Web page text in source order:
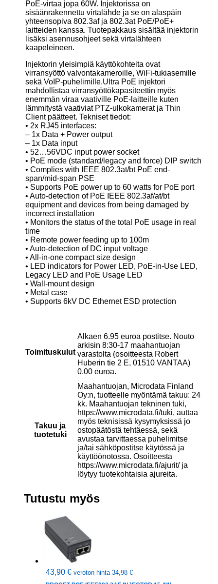
PoE-virtaa jopa 60W. Injektorissa on
sisäänrakennettu virtalähde ja se on alaspäin
yhteensopiva 802.3af ja 802.3at PoE/PoE+
laitteiden kanssa. Tuotepakkaus sisältää injektorin
lisäksi asennusohjeet sekä virtalähteen
kaapeleineen.
Injektorin yleisimpiä käyttökohteita ovat
virransyöttö valvontakameroille, WiFi-tukiasemille
sekä VoIP-puhelimille.Ultra PoE injektori
mahdollistaa virransyöttökapasiteettin myös
enemmän viraa vaativille PoE-laitteille kuten
lämmitystä vaativiat PTZ-ulkokamerat ja Thin
Client päätteet. Tekniset tiedot:
• 2x RJ45 interfaces:
– 1x Data + Power output
– 1x Data input
• 52…56VDC input power socket
• PoE mode (standard/legacy and force) DIP switch
• Complies with IEEE 802.3at/bt PoE end-
span/mid-span PSE
• Supports PoE power up to 60 watts for PoE port
• Auto-detection of PoE IEEE 802.3af/at/bt
equipment and devices from being damaged by
incorrect installation
• Monitors the status of the total PoE usage in real
time
• Remote power feeding up to 100m
• Auto-detection of DC input voltage
• All-in-one compact size design
• LED indicators for Power LED, PoE-in-Use LED,
Legacy LED and PoE Usage LED
• Wall-mount design
• Metal case
• Supports 6kV DC Ethernet ESD protection
Toimituskulut
Alkaen 6.95 euroa postitse. Nouto
arkisin 8:30-17 maahantuojan
varastolta (osoitteesta Robert
Huberin tie 2 E, 01510 VANTAA)
0.00 euroa.
Takuu ja
tuotetuki
Maahantuojan, Microdata Finland
Oy:n, tuotteelle myöntämä takuu: 24
kk. Maahantuojan tekninen tuki,
https://www.microdata.fi/tuki, auttaa
myös teknisissä kysymyksissä jo
ostopäätöstä tehtäessä, sekä
avustaa tarvittaessa puhelimitse
ja/tai sähköpostitse käytössä ja
käyttöönotossa. Osoitteesta
https://www.microdata.fi/ajurit/ ja
löytyy tuotekohtaisia ajureita.
Tutustu myös
43,90 € veroton hinta 34,98 €